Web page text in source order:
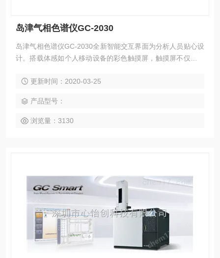
岛津气相色谱仪GC-2030
岛津气相色谱仪GC-2030全新智能交互界面为分析人员贴心设
计。搭载体感如个人移动设备的彩色触摸屏，触摸屏不仅可以
ckTek技术全面提升用户分析体验。 智能锁——进样口徒手超
更新时间：2020-03-25
产品型号：
浏览量：3130